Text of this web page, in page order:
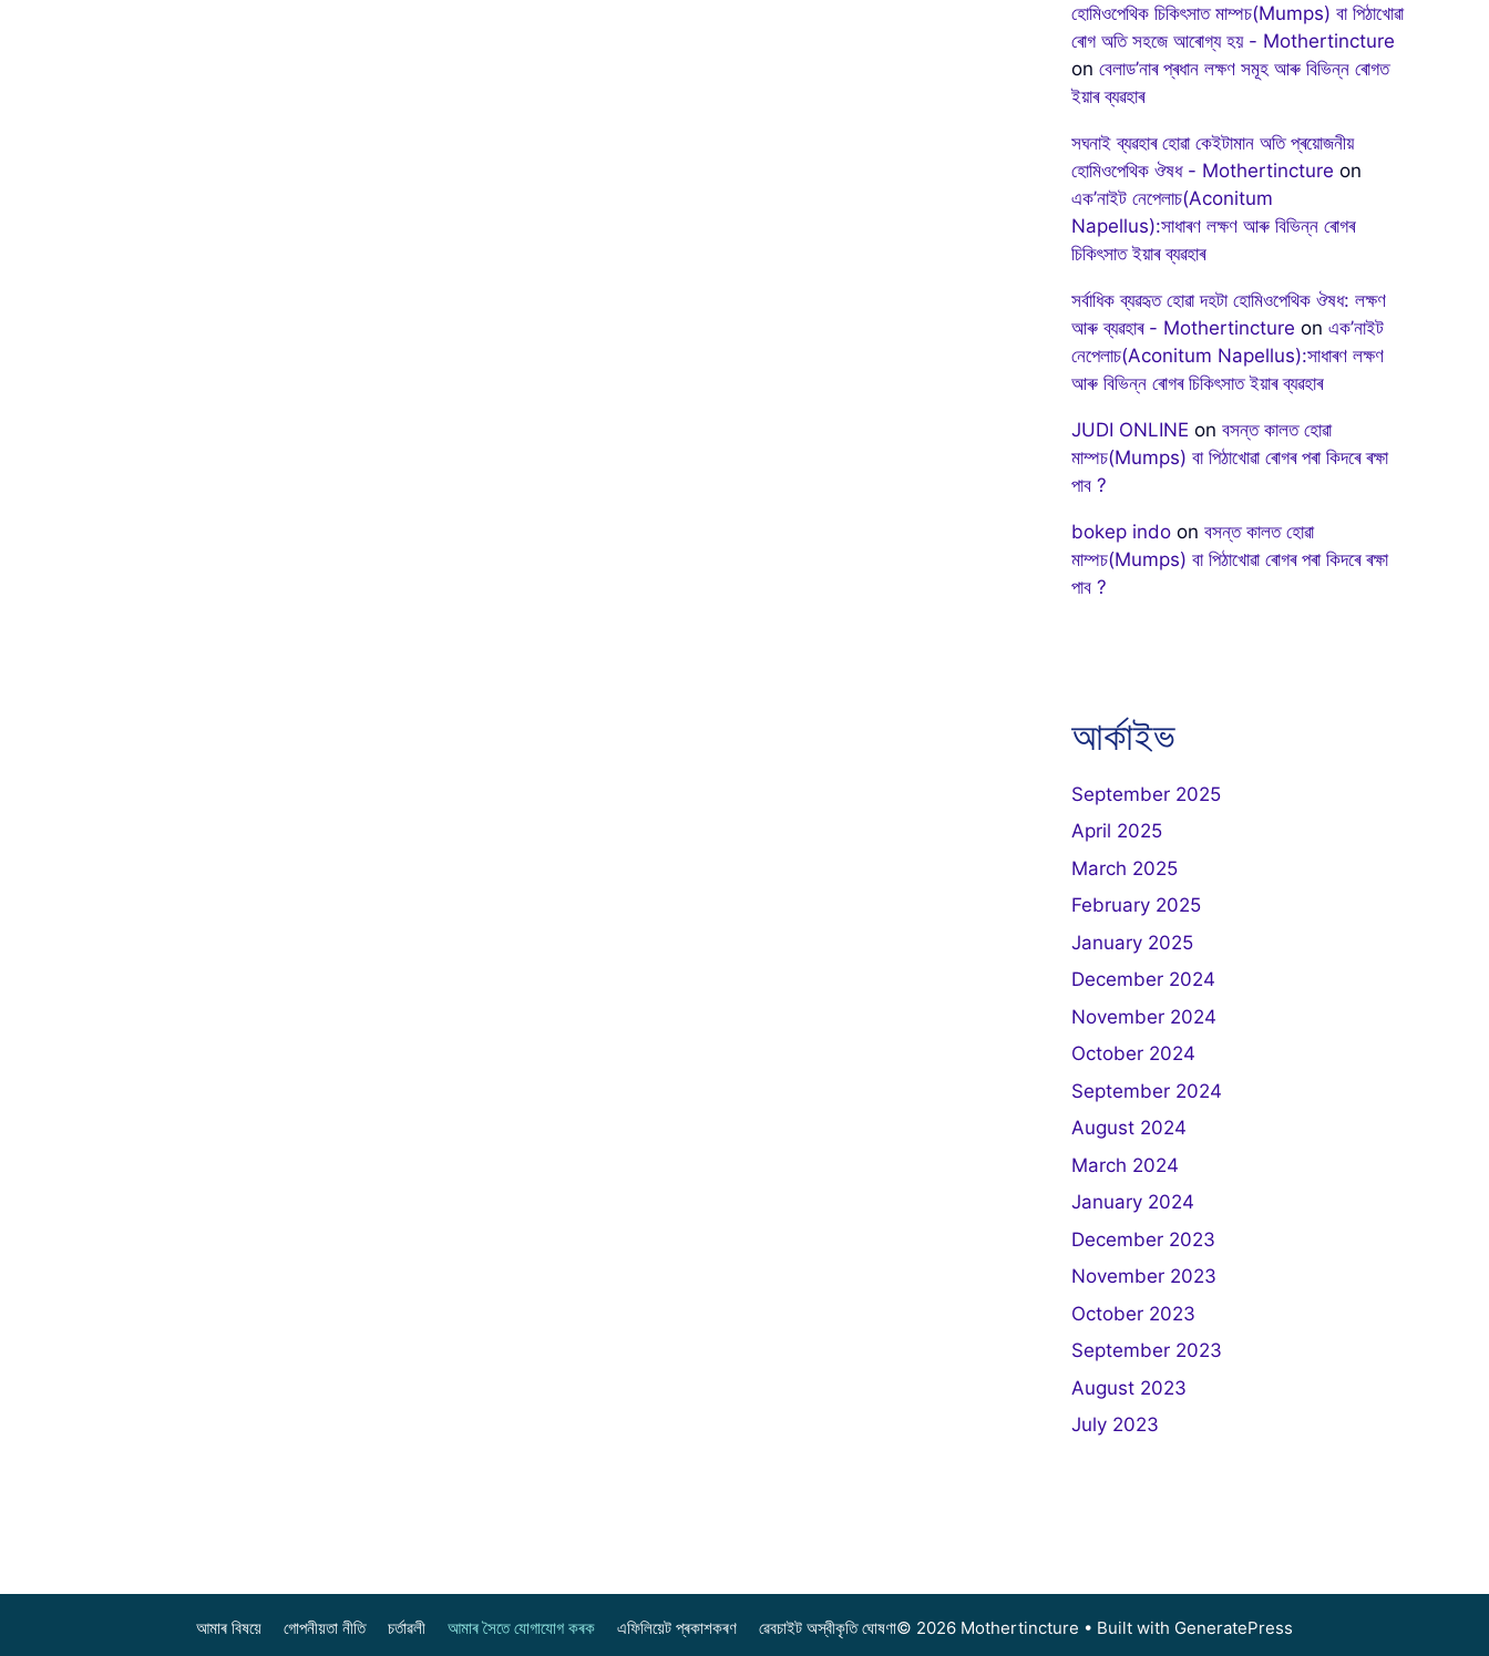
হোমিওপেথিক চিকিৎসাত মাম্পচ(Mumps) বা পিঠাখোৱা
ৰোগ অতি সহজে আৰোগ্য হয় - Mothertincture
on বেলাড’নাৰ প্ৰধান লক্ষণ সমূহ আৰু বিভিন্ন ৰোগত
ইয়াৰ ব্যৱহাৰ
সঘনাই ব্যৱহাৰ হোৱা কেইটামান অতি প্ৰয়োজনীয়
হোমিওপেথিক ঔষধ - Mothertincture on
এক’নাইট নেপেলাচ(Aconitum
Napellus):সাধাৰণ লক্ষণ আৰু বিভিন্ন ৰোগৰ
চিকিৎসাত ইয়াৰ ব্যৱহাৰ
সৰ্বাধিক ব্যৱহৃত হোৱা দহটা হোমিওপেথিক ঔষধ: লক্ষণ
আৰু ব্যৱহাৰ - Mothertincture on এক’নাইট
নেপেলাচ(Aconitum Napellus):সাধাৰণ লক্ষণ
আৰু বিভিন্ন ৰোগৰ চিকিৎসাত ইয়াৰ ব্যৱহাৰ
JUDI ONLINE on বসন্ত কালত হোৱা
মাম্পচ(Mumps) বা পিঠাখোৱা ৰোগৰ পৰা কিদৰে ৰক্ষা
পাব ?
bokep indo on বসন্ত কালত হোৱা
মাম্পচ(Mumps) বা পিঠাখোৱা ৰোগৰ পৰা কিদৰে ৰক্ষা
পাব ?
আৰ্কাইভ
September 2025
April 2025
March 2025
February 2025
January 2025
December 2024
November 2024
October 2024
September 2024
August 2024
March 2024
January 2024
December 2023
November 2023
October 2023
September 2023
August 2023
July 2023
আমাৰ বিষয়ে গোপনীয়তা নীতি চৰ্তাৱলী আমাৰ সৈতে যোগাযোগ কৰক এফিলিয়েট প্ৰকাশকৰণ ৱেবচাইট অস্বীকৃতি ঘোষণা© 2026 Mothertincture • Built with GeneratePress